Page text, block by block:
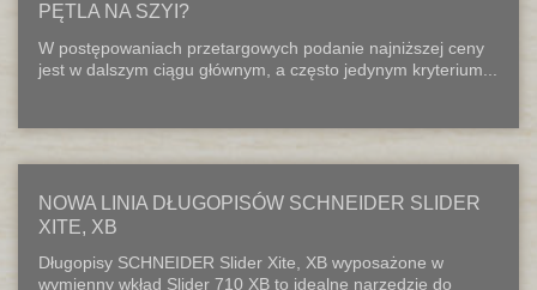
PĘTLA NA SZYI?
W postępowaniach przetargowych podanie najniższej ceny
jest w dalszym ciągu głównym, a często jedynym kryterium...
NOWA LINIA DŁUGOPISÓW SCHNEIDER SLIDER
XITE, XB
Długopisy SCHNEIDER Slider Xite, XB wyposażone w
wymienny wkład Slider 710 XB to idealne narzędzie do